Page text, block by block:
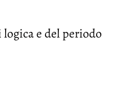
logica e del periodo